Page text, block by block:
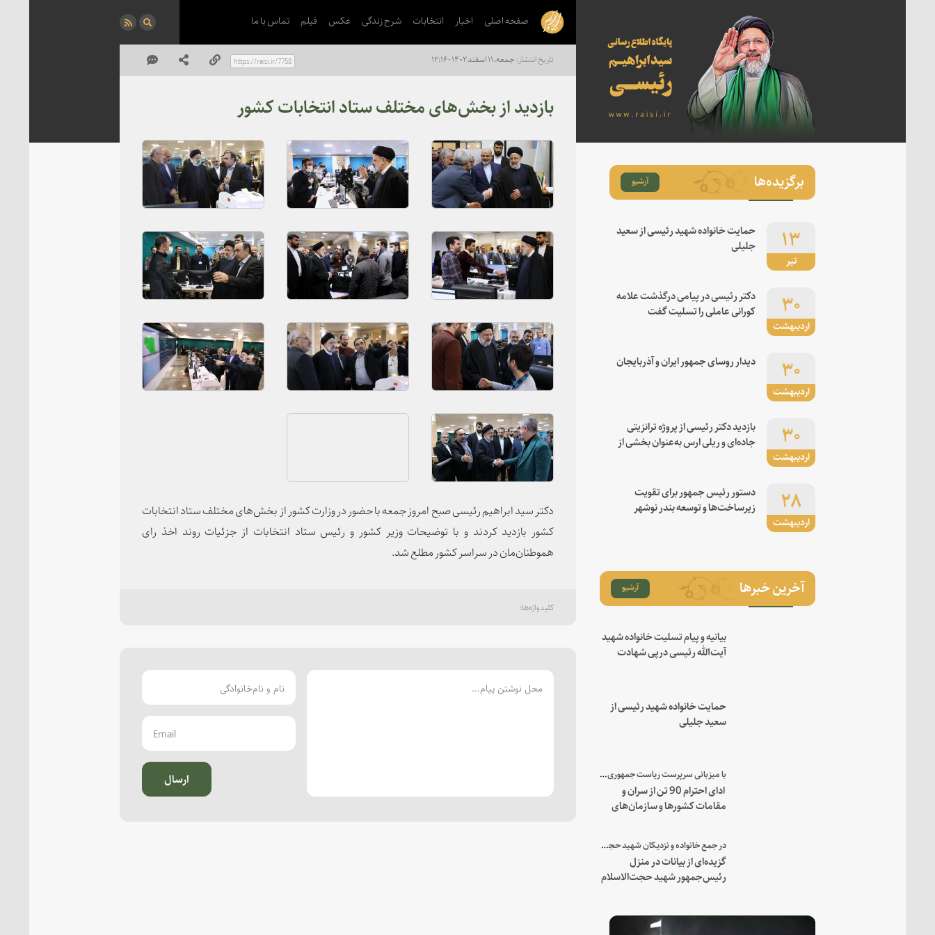
صفحه اصلی اخبار انتخابات شرح زندگی عکس فیلم تماس با ما
جمعه، ۱۱ اسفند ۱۴۰۲ - ۱۲:۱۶
بازدید از بخش‌های مختلف ستاد انتخابات کشور
دکتر سید ابراهیم رئیسی صبح امروز جمعه با حضور در وزارت کشور از بخش‌های مختلف ستاد انتخابات
کشور بازدید کردند و با توضیحات وزیر کشور و رئیس ستاد انتخابات از جزئیات روند اخذ رای
هموطنان‌مان در سراسر کشور مطلع شد.
ارسال
برگزیده‌ها آرشیو
تیر
۱۳
حمایت خانواده شهید رئیسی از سعید
جلیلی
اردیبهشت
۳۰
دکتر رئیسی در پیامی درگذشت علامه
کورانی عاملی را تسلیت گفت
اردیبهشت
۳۰ دیدار روسای جمهور ایران و آذربایجان
اردیبهشت
۳۰
بازدید دکتر رئیسی از پروژه ترانزیتی
جاده‌ای و ریلی ارس به‌عنوان بخشی از
اردیبهشت
۲۸
دستور رئیس جمهور برای تقویت
زیرساخت‌ها و توسعه بندر نوشهر
آخرین خبرها آرشیو
بیانیه و پیام تسلیت خانواده شهید
آیت‌الله رئیسی درپی شهادت
حمایت خانواده شهید رئیسی از
سعید جلیلی
با میزبانی سرپرست ریاست جمهوری صورت گرفت؛
ادای احترام 90 تن از سران و
مقامات کشورها و سازمان‌های
در جمع خانواده و نزدیکان شهید حجت‌الاسلام‌والمسلمین رئیسی:
گزیده‌ای از بیانات در منزل
رئیس‌جمهور شهید حجت‌الاسلام